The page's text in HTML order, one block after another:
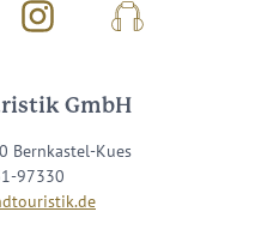
InstagramPodcast
GmbH
Bernkastel-Kues
97330